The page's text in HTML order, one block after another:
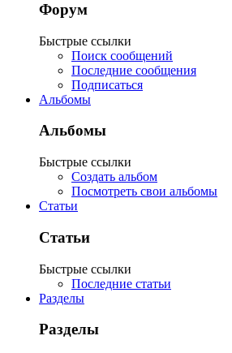
Форум
Быстрые ссылки
Поиск сообщений
Последние сообщения
Подписаться
Альбомы
Альбомы
Быстрые ссылки
Создать альбом
Посмотреть свои альбомы
Статьи
Статьи
Быстрые ссылки
Последние статьи
Разделы
Разделы